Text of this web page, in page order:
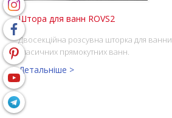
Штора для ванн ROVS2
Двосекційна розсувна шторка для
класичних прямокутних ванн.
Детальніше >